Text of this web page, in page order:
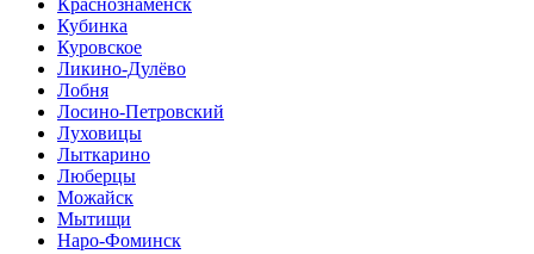
Краснознаменск
Кубинка
Куровское
Ликино-Дулёво
Лобня
Лосино-Петровский
Луховицы
Лыткарино
Люберцы
Можайск
Мытищи
Наро-Фоминск